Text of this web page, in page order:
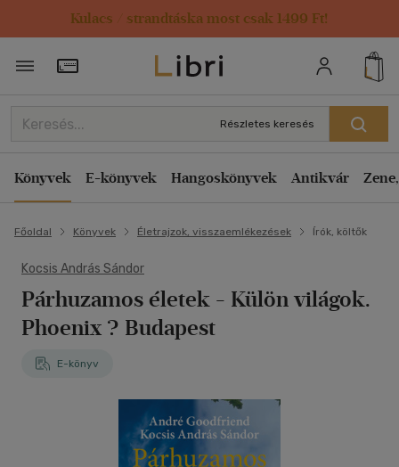
Kulacs / strandtáska most csak 1499 Ft!
Törzsvásárlói Kártya adatai
Részletes keresés
Könyvek E-könyvek Hangoskönyvek Antikvár
Főoldal Könyvek Életrajzok, visszaemlékezések Írók, költők
Kocsis András Sándor
Párhuzamos életek - Külön világok.
Phoenix ? Budapest
E-könyv